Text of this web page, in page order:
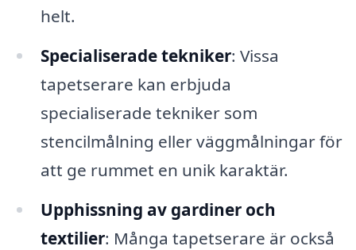
helt.
Specialiserade tekniker: Vissa
tapetserare kan erbjuda
specialiserade tekniker som
stencilmålning eller väggmålningar för
att ge rummet en unik karaktär.
Upphissning av gardiner och
textilier: Många tapetserare är också